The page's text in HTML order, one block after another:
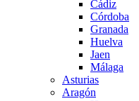
Cádiz
Córdoba
Granada
Huelva
Jaen
Málaga
Asturias
Aragón